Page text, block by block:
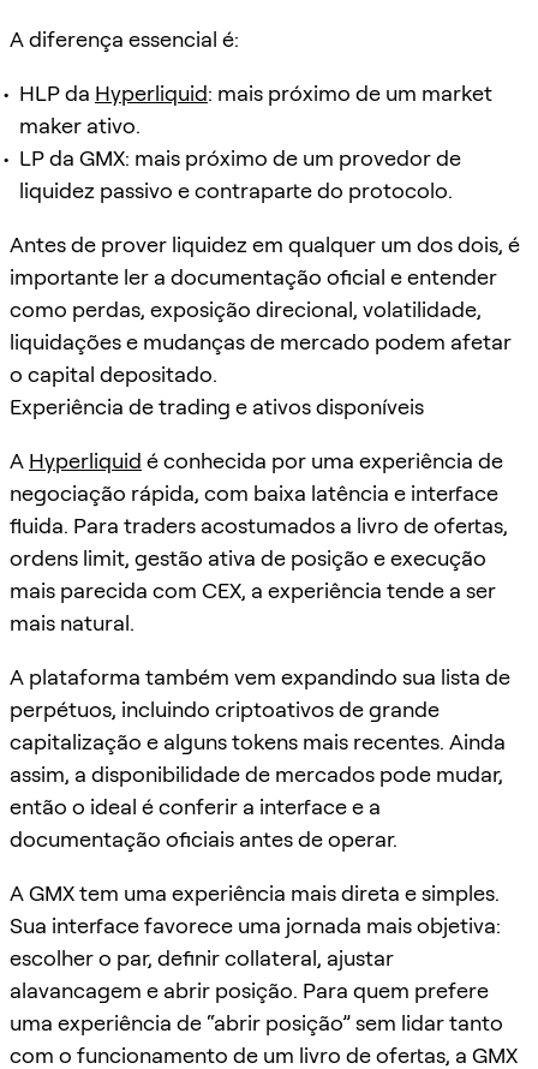
A diferença essencial é:
HLP da Hyperliquid: mais próximo de um market
maker ativo.
LP da GMX: mais próximo de um provedor de
liquidez passivo e contraparte do protocolo.
Antes de prover liquidez em qualquer um dos dois, é
importante ler a documentação oficial e entender
como perdas, exposição direcional, volatilidade,
liquidações e mudanças de mercado podem afetar
o capital depositado.
Experiência de trading e ativos disponíveis
A Hyperliquid é conhecida por uma experiência de
negociação rápida, com baixa latência e interface
fluida. Para traders acostumados a livro de ofertas,
ordens limit, gestão ativa de posição e execução
mais parecida com CEX, a experiência tende a ser
mais natural.
A plataforma também vem expandindo sua lista de
perpétuos, incluindo criptoativos de grande
capitalização e alguns tokens mais recentes. Ainda
assim, a disponibilidade de mercados pode mudar,
então o ideal é conferir a interface e a
documentação oficiais antes de operar.
A GMX tem uma experiência mais direta e simples.
Sua interface favorece uma jornada mais objetiva:
escolher o par, definir collateral, ajustar
alavancagem e abrir posição. Para quem prefere
uma experiência de “abrir posição” sem lidar tanto
com o funcionamento de um livro de ofertas, a GMX